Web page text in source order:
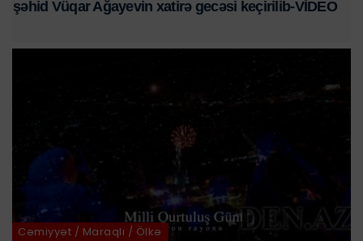
şəhid Vüqar Ağayevin xatirə gecəsi keçirilib-VİDEO
Cəmiyyət / Maraqlı / Ölkə